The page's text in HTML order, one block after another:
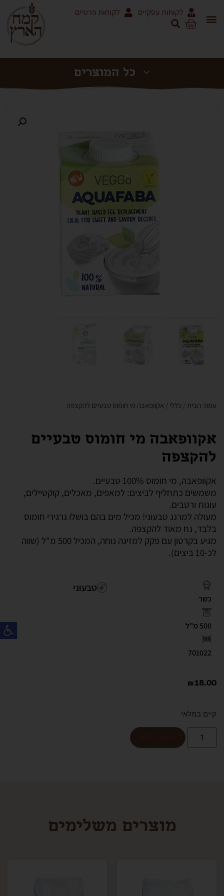
לקוחות עסקיים לקוחות פרטיים
עמוד הבית / כללי / אקוופאבה מי חומוס טבעיים להקצפה
אקוופאבה מי חומוס טבעיים
להקצפה
אקוופאבה, מי חומוס 100% טבעיים.
משמשים כתחליף לביצים: למאפים, מאכלים, קוקטיילים,
עוגות ורטבים.
מעולה למרנג טבעוני! מכיל מים בהם בושלו גרגירי חומוס
בלבד, נח מאוד להקצפה.
מגיע בקרטון עם פקק למזיגה נוחה, המכיל 500 מ"ל (שווה
לכ-10 ביצים).
כשר
500 מ"ל
701022
טבעוני
₪18.00
קיים במלאי
מוצרים משלימים